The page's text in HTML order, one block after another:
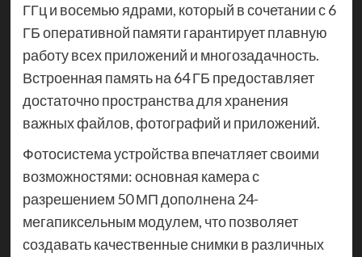
ГГц и восемью ядрами, который в сочетании с 6
ГБ оперативной памяти гарантирует плавную
работу всех приложений и многозадачность.
Встроенная память на 64 ГБ предоставляет
достаточно пространства для хранения
важных файлов, фотографий и приложений.
Фотосистема устройства впечатляет своими
возможностями: основная камера с
разрешением 50 МП дополнена 24-
мегапиксельным модулем, что позволяет
создавать качественные снимки в различных